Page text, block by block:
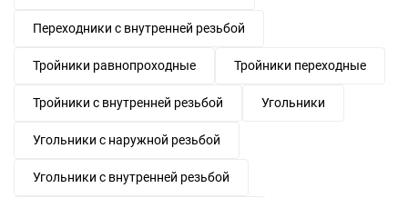
Переходники с внутренней резьбой
Тройники равнопроходные Тройники переходные
Тройники с внутренней резьбой Угольники
Угольники с наружной резьбой
Угольники с внутренней резьбой